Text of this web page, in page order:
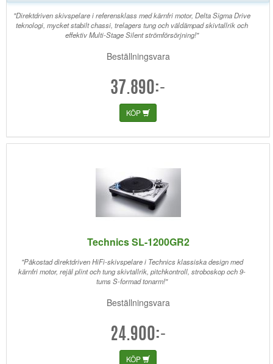
"Direktdriven skivspelare i referensklass med kärnfri motor, Delta Sigma Drive
teknologi, mycket stabilt chassi, trelagers tung och väldämpad skivtallrik och
effektiv Multi-Stage Silent strömförsörjning!"
Beställningsvara
37.890:-
KÖP
Technics SL-1200GR2
"Påkostad direktdriven HiFi-skivspelare i Technics klassiska design med
kärnfri motor, rejäl plint och tung skivtallrik, pitchkontroll, stroboskop och 9-
tums S-formad tonarm!"
Beställningsvara
24.900:-
KÖP